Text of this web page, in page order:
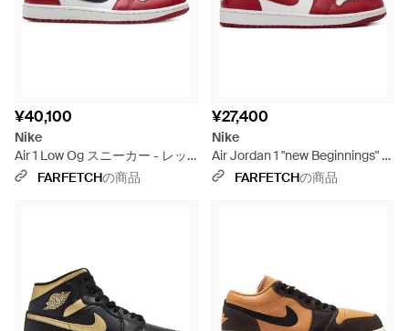
¥40,100
Nike
Air 1 Low Og スニーカー - レッ
ド
FARFETCHの商品
¥27,400
Nike
Air Jordan 1 "new Beginnings" ス
ニーカー - レッド
FARFETCHの商品